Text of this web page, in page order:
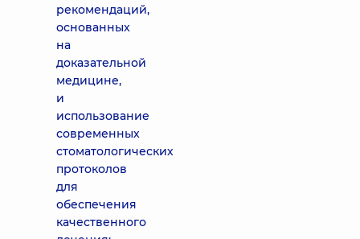
рекомендаций,
основанных
на
доказательной
медицине,
и
использование
современных
стоматологических
протоколов
для
обеспечения
качественного